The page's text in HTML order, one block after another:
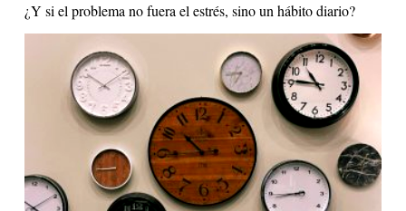
¿Y si el problema no fuera el estrés, sino un hábito diario?